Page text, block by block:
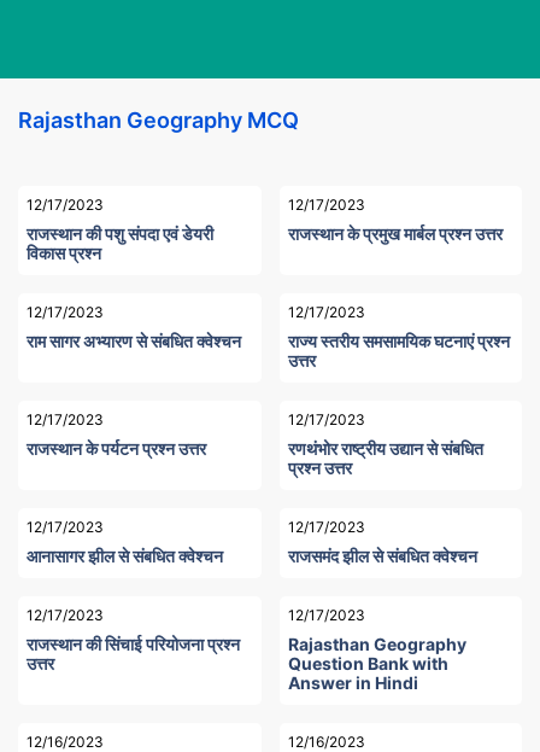
Rajasthan Geography MCQ
12/17/2023
राजस्थान की पशु संपदा एवं डेयरी
विकास प्रश्न
12/17/2023
राजस्थान के प्रमुख मार्बल प्रश्न उत्तर
12/17/2023
राम सागर अभ्यारण से संबधित क्वेश्चन
12/17/2023
राज्य स्तरीय समसामयिक घटनाएं प्रश्न
उत्तर
12/17/2023
राजस्थान के पर्यटन प्रश्न उत्तर
12/17/2023
रणथंभोर राष्ट्रीय उद्यान से संबधित
प्रश्न उत्तर
12/17/2023
आनासागर झील से संबधित क्वेश्चन
12/17/2023
राजसमंद झील से संबधित क्वेश्चन
12/17/2023
राजस्थान की सिंचाई परियोजना प्रश्न
उत्तर
12/17/2023
Rajasthan Geography
Question Bank with
Answer in Hindi
12/16/2023 12/16/2023